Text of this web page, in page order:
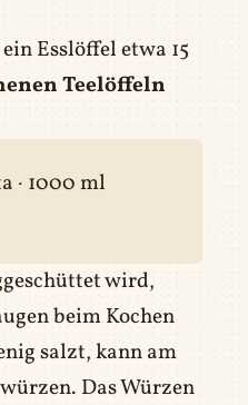
Esslöffel etwa 15
Teelöffeln
· 1000 ml
wird,
beim Kochen
salzt, kann am
Das Würzen